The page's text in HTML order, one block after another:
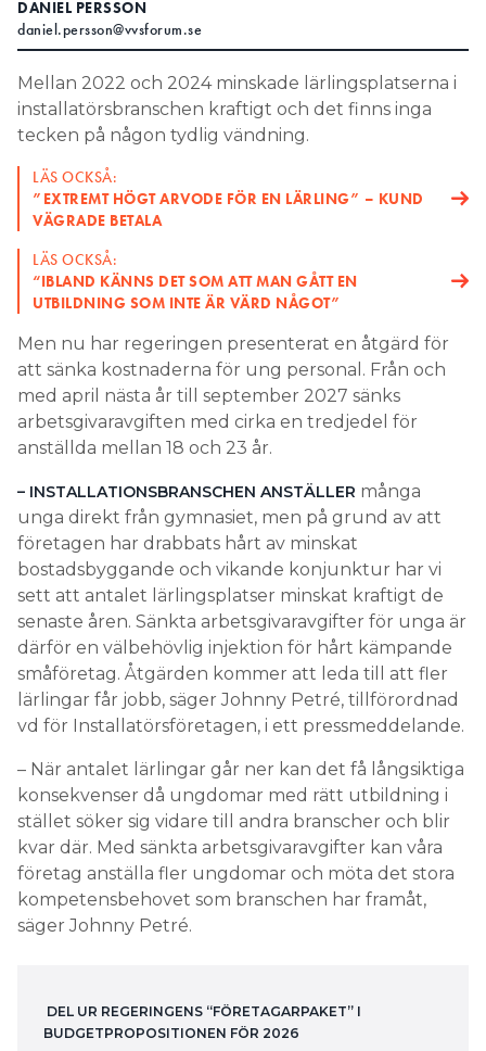
DANIEL PERSSON
daniel.persson@vvsforum.se
Mellan 2022 och 2024 minskade lärlingsplatserna i
installatörsbranschen kraftigt och det finns inga
tecken på någon tydlig vändning.
LÄS OCKSÅ:
”EXTREMT HÖGT ARVODE FÖR EN LÄRLING” – KUND
VÄGRADE BETALA
LÄS OCKSÅ:
“IBLAND KÄNNS DET SOM ATT MAN GÅTT EN
UTBILDNING SOM INTE ÄR VÄRD NÅGOT”
Men nu har regeringen presenterat en åtgärd för
att sänka kostnaderna för ung personal. Från och
med april nästa år till september 2027 sänks
arbetsgivaravgiften med cirka en tredjedel för
anställda mellan 18 och 23 år.
– INSTALLATIONSBRANSCHEN ANSTÄLLER många
unga direkt från gymnasiet, men på grund av att
företagen har drabbats hårt av minskat
bostadsbyggande och vikande konjunktur har vi
sett att antalet lärlingsplatser minskat kraftigt de
senaste åren. Sänkta arbetsgivaravgifter för unga är
därför en välbehövlig injektion för hårt kämpande
småföretag. Åtgärden kommer att leda till att fler
lärlingar får jobb, säger Johnny Petré, tillförordnad
vd för Installatörsföretagen, i ett pressmeddelande.
– När antalet lärlingar går ner kan det få långsiktiga
konsekvenser då ungdomar med rätt utbildning i
stället söker sig vidare till andra branscher och blir
kvar där. Med sänkta arbetsgivaravgifter kan våra
företag anställa fler ungdomar och möta det stora
kompetensbehovet som branschen har framåt,
säger Johnny Petré.
DEL UR REGERINGENS “FÖRETAGARPAKET” I
BUDGETPROPOSITIONEN FÖR 2026